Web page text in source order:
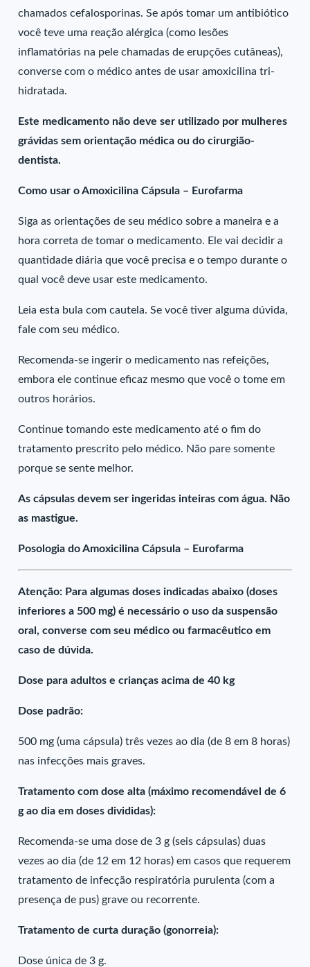
chamados cefalosporinas. Se após tomar um antibiótico
você teve uma reação alérgica (como lesões
inflamatórias na pele chamadas de erupções cutâneas),
converse com o médico antes de usar amoxicilina tri-
hidratada.
Este medicamento não deve ser utilizado por mulheres
grávidas sem orientação médica ou do cirurgião-
dentista.
Como usar o Amoxicilina Cápsula – Eurofarma
Siga as orientações de seu médico sobre a maneira e a
hora correta de tomar o medicamento. Ele vai decidir a
quantidade diária que você precisa e o tempo durante o
qual você deve usar este medicamento.
Leia esta bula com cautela. Se você tiver alguma dúvida,
fale com seu médico.
Recomenda-se ingerir o medicamento nas refeições,
embora ele continue eficaz mesmo que você o tome em
outros horários.
Continue tomando este medicamento até o fim do
tratamento prescrito pelo médico. Não pare somente
porque se sente melhor.
As cápsulas devem ser ingeridas inteiras com água. Não
as mastigue.
Posologia do Amoxicilina Cápsula – Eurofarma
Atenção: Para algumas doses indicadas abaixo (doses
inferiores a 500 mg) é necessário o uso da suspensão
oral, converse com seu médico ou farmacêutico em
caso de dúvida.
Dose para adultos e crianças acima de 40 kg
Dose padrão:
500 mg (uma cápsula) três vezes ao dia (de 8 em 8 horas)
nas infecções mais graves.
Tratamento com dose alta (máximo recomendável de 6
g ao dia em doses divididas):
Recomenda-se uma dose de 3 g (seis cápsulas) duas
vezes ao dia (de 12 em 12 horas) em casos que requerem
tratamento de infecção respiratória purulenta (com a
presença de pus) grave ou recorrente.
Tratamento de curta duração (gonorreia):
Dose única de 3 g.